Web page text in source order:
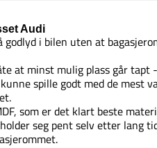
Audi
godlyd i bilen uten at
at minst mulig plass går tapt
spille godt med de mest
som er det klart beste
seg pent selv etter lang